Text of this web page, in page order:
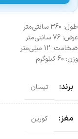
طول: 360 سانتی‌متر
عرض: 76 سانتی‌متر
ضخامت: 12 میلی‌متر
وزن: 60 کیلوگرم
برند: تیسان
مغز: کورین